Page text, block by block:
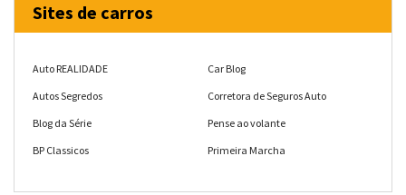
Sites de carros
Auto REALIDADE
Autos Segredos
Blog da Série
BP Classicos
Car Blog
Corretora de Seguros Auto
Pense ao volante
Primeira Marcha